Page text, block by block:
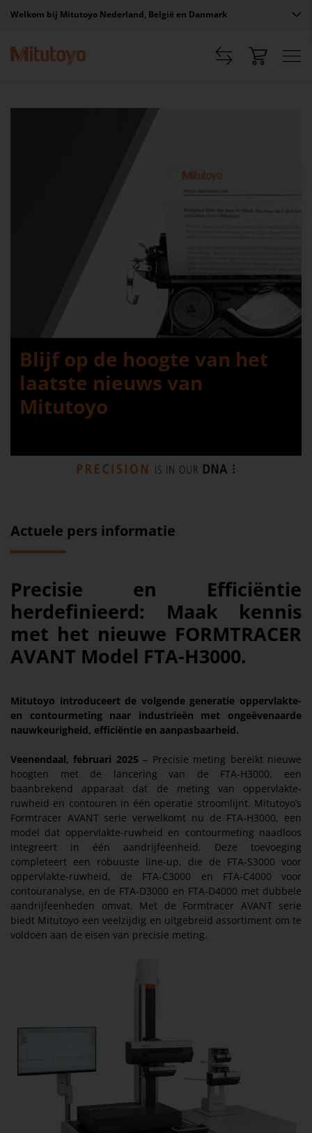
Welkom bij Mitutoyo Nederland, België en Danmark
Blijf op de hoogte van het
laatste nieuws van
Mitutoyo
Actuele pers informatie
Precisie en Efficiëntie
herdefinieerd: Maak kennis
met het nieuwe FORMTRACER
AVANT Model FTA-H3000.
Mitutoyo introduceert de volgende generatie oppervlakte-
en contourmeting naar industrieën met ongeëvenaarde
nauwkeurigheid, efficiëntie en aanpasbaarheid.
Veenendaal, februari 2025 – Precisie meting bereikt nieuwe
hoogten met de lancering van de FTA-H3000, een
baanbrekend apparaat dat de meting van oppervlakte-
ruwheid en contouren in één operatie stroomlijnt. Mitutoyo’s
Formtracer AVANT serie verwelkomt nu de FTA-H3000, een
model dat oppervlakte-ruwheid en contourmeting naadloos
integreert in één aandrijfeenheid. Deze toevoeging
completeert een robuuste line-up, die de FTA-S3000 voor
oppervlakte-ruwheid, de FTA-C3000 en FTA-C4000 voor
contouranalyse, en de FTA-D3000 en FTA-D4000 met dubbele
aandrijfeenheden omvat. Met de Formtracer AVANT serie
biedt Mitutoyo een veelzijdig en uitgebreid assortiment om te
voldoen aan de eisen van precisie meting.